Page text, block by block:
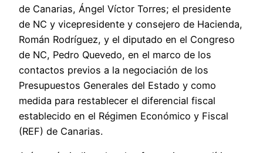
de Canarias, Ángel Víctor Torres; el presidente
de NC y vicepresidente y consejero de Hacienda,
Román Rodríguez, y el diputado en el Congreso
de NC, Pedro Quevedo, en el marco de los
contactos previos a la negociación de los
Presupuestos Generales del Estado y como
medida para restablecer el diferencial fiscal
establecido en el Régimen Económico y Fiscal
(REF) de Canarias.